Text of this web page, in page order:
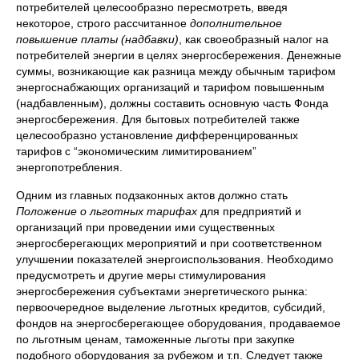
потребителей целесообразно пересмотреть, введя
некоторое, строго рассчитанное дополнительное
повышение платы (надбавки) , как своеобразный налог на
потребителей энергии в целях энергосбережения. Денежные
суммы, возникающие как разница между обычным тарифом
энергоснабжающих организаций и тарифом повышенным
(надбавленным), должны составить основную часть Фонда
энергосбережения. Для бытовых потребителей также
целесообразно установление дифференцированных
тарифов с “экономическим лимитированием”
энергопотребления.
Одним из главных подзаконных актов должно стать
Положение о льготных тарифах для предприятий и
организаций при проведении ими существенных
энергосберегающих мероприятий и при соответственном
улучшении показателей энергоиспользования. Необходимо
предусмотреть и другие меры стимулирования
энергосбережения субъектами энергетического рынка:
первоочередное выделение льготных кредитов, субсидий,
фондов на энергосберегающее оборудования, продаваемое
по льготным ценам, таможенные льготы при закупке
подобного оборудования за рубежом и т.п. Следует также